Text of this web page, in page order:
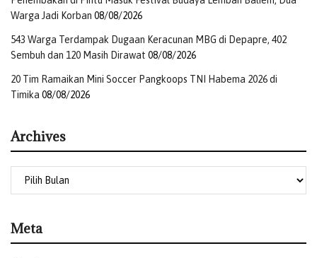
Warga Jadi Korban 08/08/2026
543 Warga Terdampak Dugaan Keracunan MBG di Depapre, 402
Sembuh dan 120 Masih Dirawat 08/08/2026
20 Tim Ramaikan Mini Soccer Pangkoops TNI Habema 2026 di
Timika 08/08/2026
Archives
Meta